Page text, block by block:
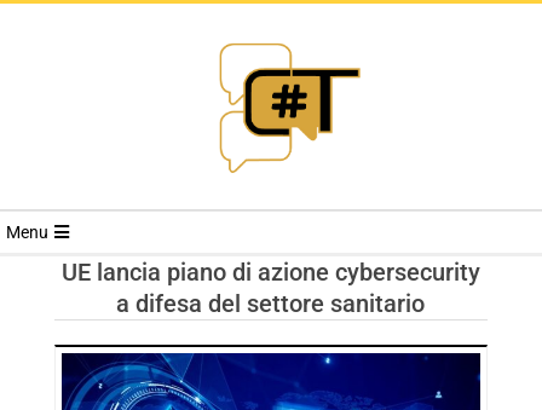
RIVISTA
TRENDS
Menu
UE lancia piano di azione cybersecurity
a difesa del settore sanitario